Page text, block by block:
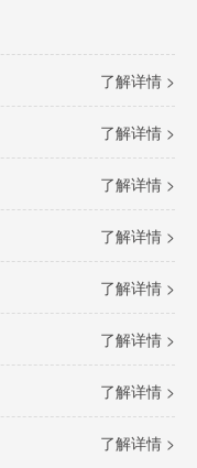
了解详情 >
了解详情 >
了解详情 >
了解详情 >
了解详情 >
了解详情 >
了解详情 >
了解详情 >